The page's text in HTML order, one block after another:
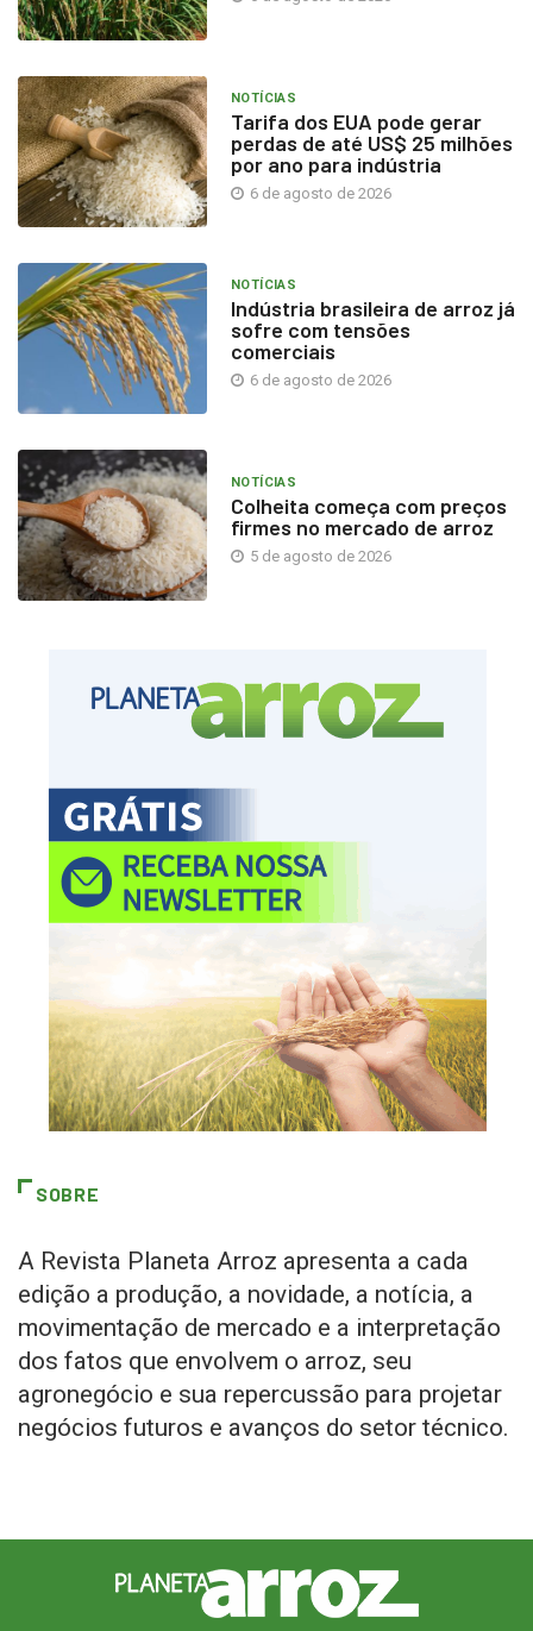
NOTÍCIAS
Tarifa dos EUA pode gerar
perdas de até US$ 25 milhões
por ano para indústria
6 de agosto de 2026
NOTÍCIAS
Indústria brasileira de arroz já
sofre com tensões
comerciais
6 de agosto de 2026
NOTÍCIAS
Colheita começa com preços
firmes no mercado de arroz
5 de agosto de 2026
SOBRE
A Revista Planeta Arroz apresenta a cada
edição a produção, a novidade, a notícia, a
movimentação de mercado e a interpretação
dos fatos que envolvem o arroz, seu
agronegócio e sua repercussão para projetar
negócios futuros e avanços do setor técnico.